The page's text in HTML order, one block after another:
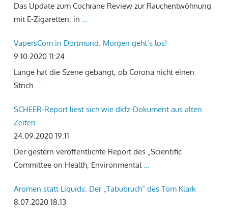
Das Update zum Cochrane Review zur Rauchentwöhnung
mit E-Zigaretten, in …
VapersCom in Dortmund: Morgen geht‘s los!
9.10.2020 11:24
Lange hat die Szene gebangt, ob Corona nicht einen
Strich …
SCHEER-Report liest sich wie dkfz-Dokument aus alten
Zeiten
24.09.2020 19:11
Der gestern veröffentlichte Report des „Scientific
Committee on Health, Environmental …
Aromen statt Liquids: Der „Tabubruch“ des Tom Klark
8.07.2020 18:13